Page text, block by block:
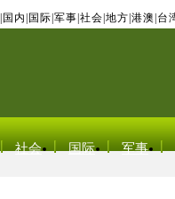
国内 国际 军事 社会 地方 港澳 台
社会 国际 军事